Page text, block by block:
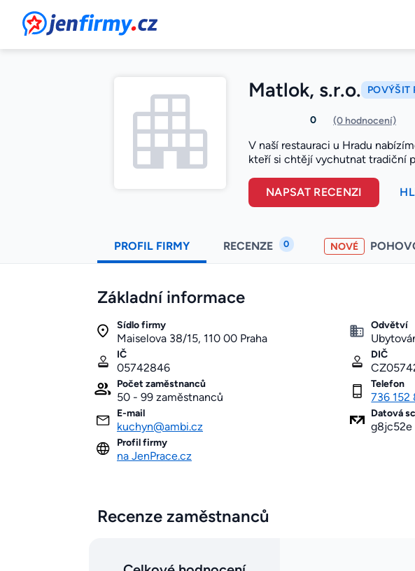
JenFirmy.cz
Matlok, s.r.o. POVÝŠIT
0 (0 hodnocení)
V naší restauraci u Hradu
kteří si chtějí vychutnat tradiční
NAPSAT RECENZI
PROFIL FIRMY RECENZE 0 NOVÉ
Základní informace
Sídlo firmy
Maiselova 38/15, 110 00 Praha
Odvětví
IČ
05742846
DIČ
Počet zaměstnanců
50 - 99 zaměstnanců
Telefon
736 152
E-mail
kuchyn@ambi.cz
Datová
g8jc52e
Profil firmy
na JenPrace.cz
Recenze zaměstnanců